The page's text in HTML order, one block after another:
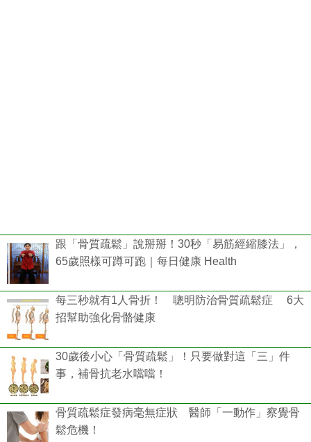
跟「骨質疏鬆」說掰掰！30秒「易筋經縮膝法」，
65歲照樣可蹲可跑｜每日健康 Health
每三秒就有1人骨折！ 聰明防治骨質疏鬆症 6大
招幫助強化骨骼健康
30歲後小心「骨質疏鬆」！只要做對這「三」件
事，補骨抗老水噹噹！
骨質疏鬆症發病毫無症狀 醫師「一動作」察覺骨
鬆危機！